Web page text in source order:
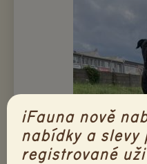
iFauna nově
nabídky a slevy
registrované